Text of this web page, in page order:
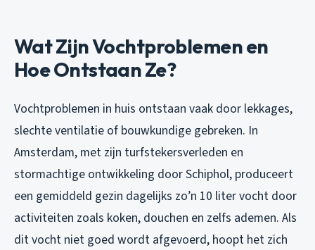
Wat Zijn Vochtproblemen en
Hoe Ontstaan Ze?
Vochtproblemen in huis ontstaan vaak door lekkages,
slechte ventilatie of bouwkundige gebreken. In
Amsterdam, met zijn turfstekersverleden en
stormachtige ontwikkeling door Schiphol, produceert
een gemiddeld gezin dagelijks zo’n 10 liter vocht door
activiteiten zoals koken, douchen en zelfs ademen. Als
dit vocht niet goed wordt afgevoerd, hoopt het zich